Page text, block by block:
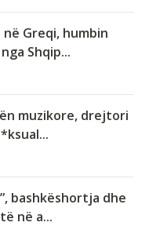
Greqi, humbin
Shqip...
muzikore, drejtori
bashkëshortja dhe
në a...